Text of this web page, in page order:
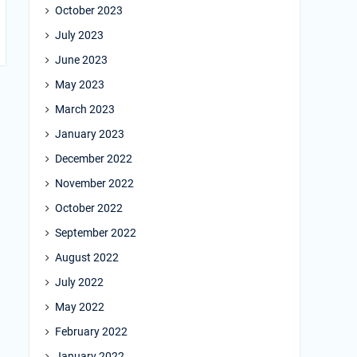
October 2023
July 2023
June 2023
May 2023
March 2023
January 2023
December 2022
November 2022
October 2022
September 2022
August 2022
July 2022
May 2022
February 2022